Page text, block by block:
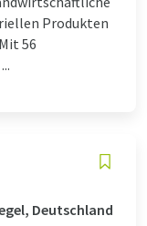
Produkten
56
Deutschland